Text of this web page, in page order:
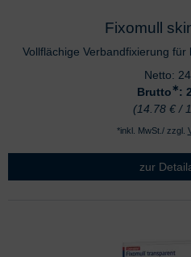
Fixomull
Vollflächige Verbandfixierung
Netto:
Brutto∗:
(14.78 € /
*inkl. MwSt./ zzgl.
zur